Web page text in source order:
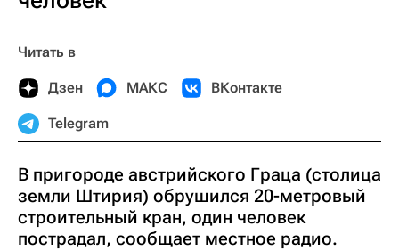
Читать в
Дзен МАКС ВКонтакте
Telegram
В пригороде австрийского Граца (столица
земли Штирия) обрушился 20-метровый
строительный кран, один человек
пострадал, сообщает местное радио.